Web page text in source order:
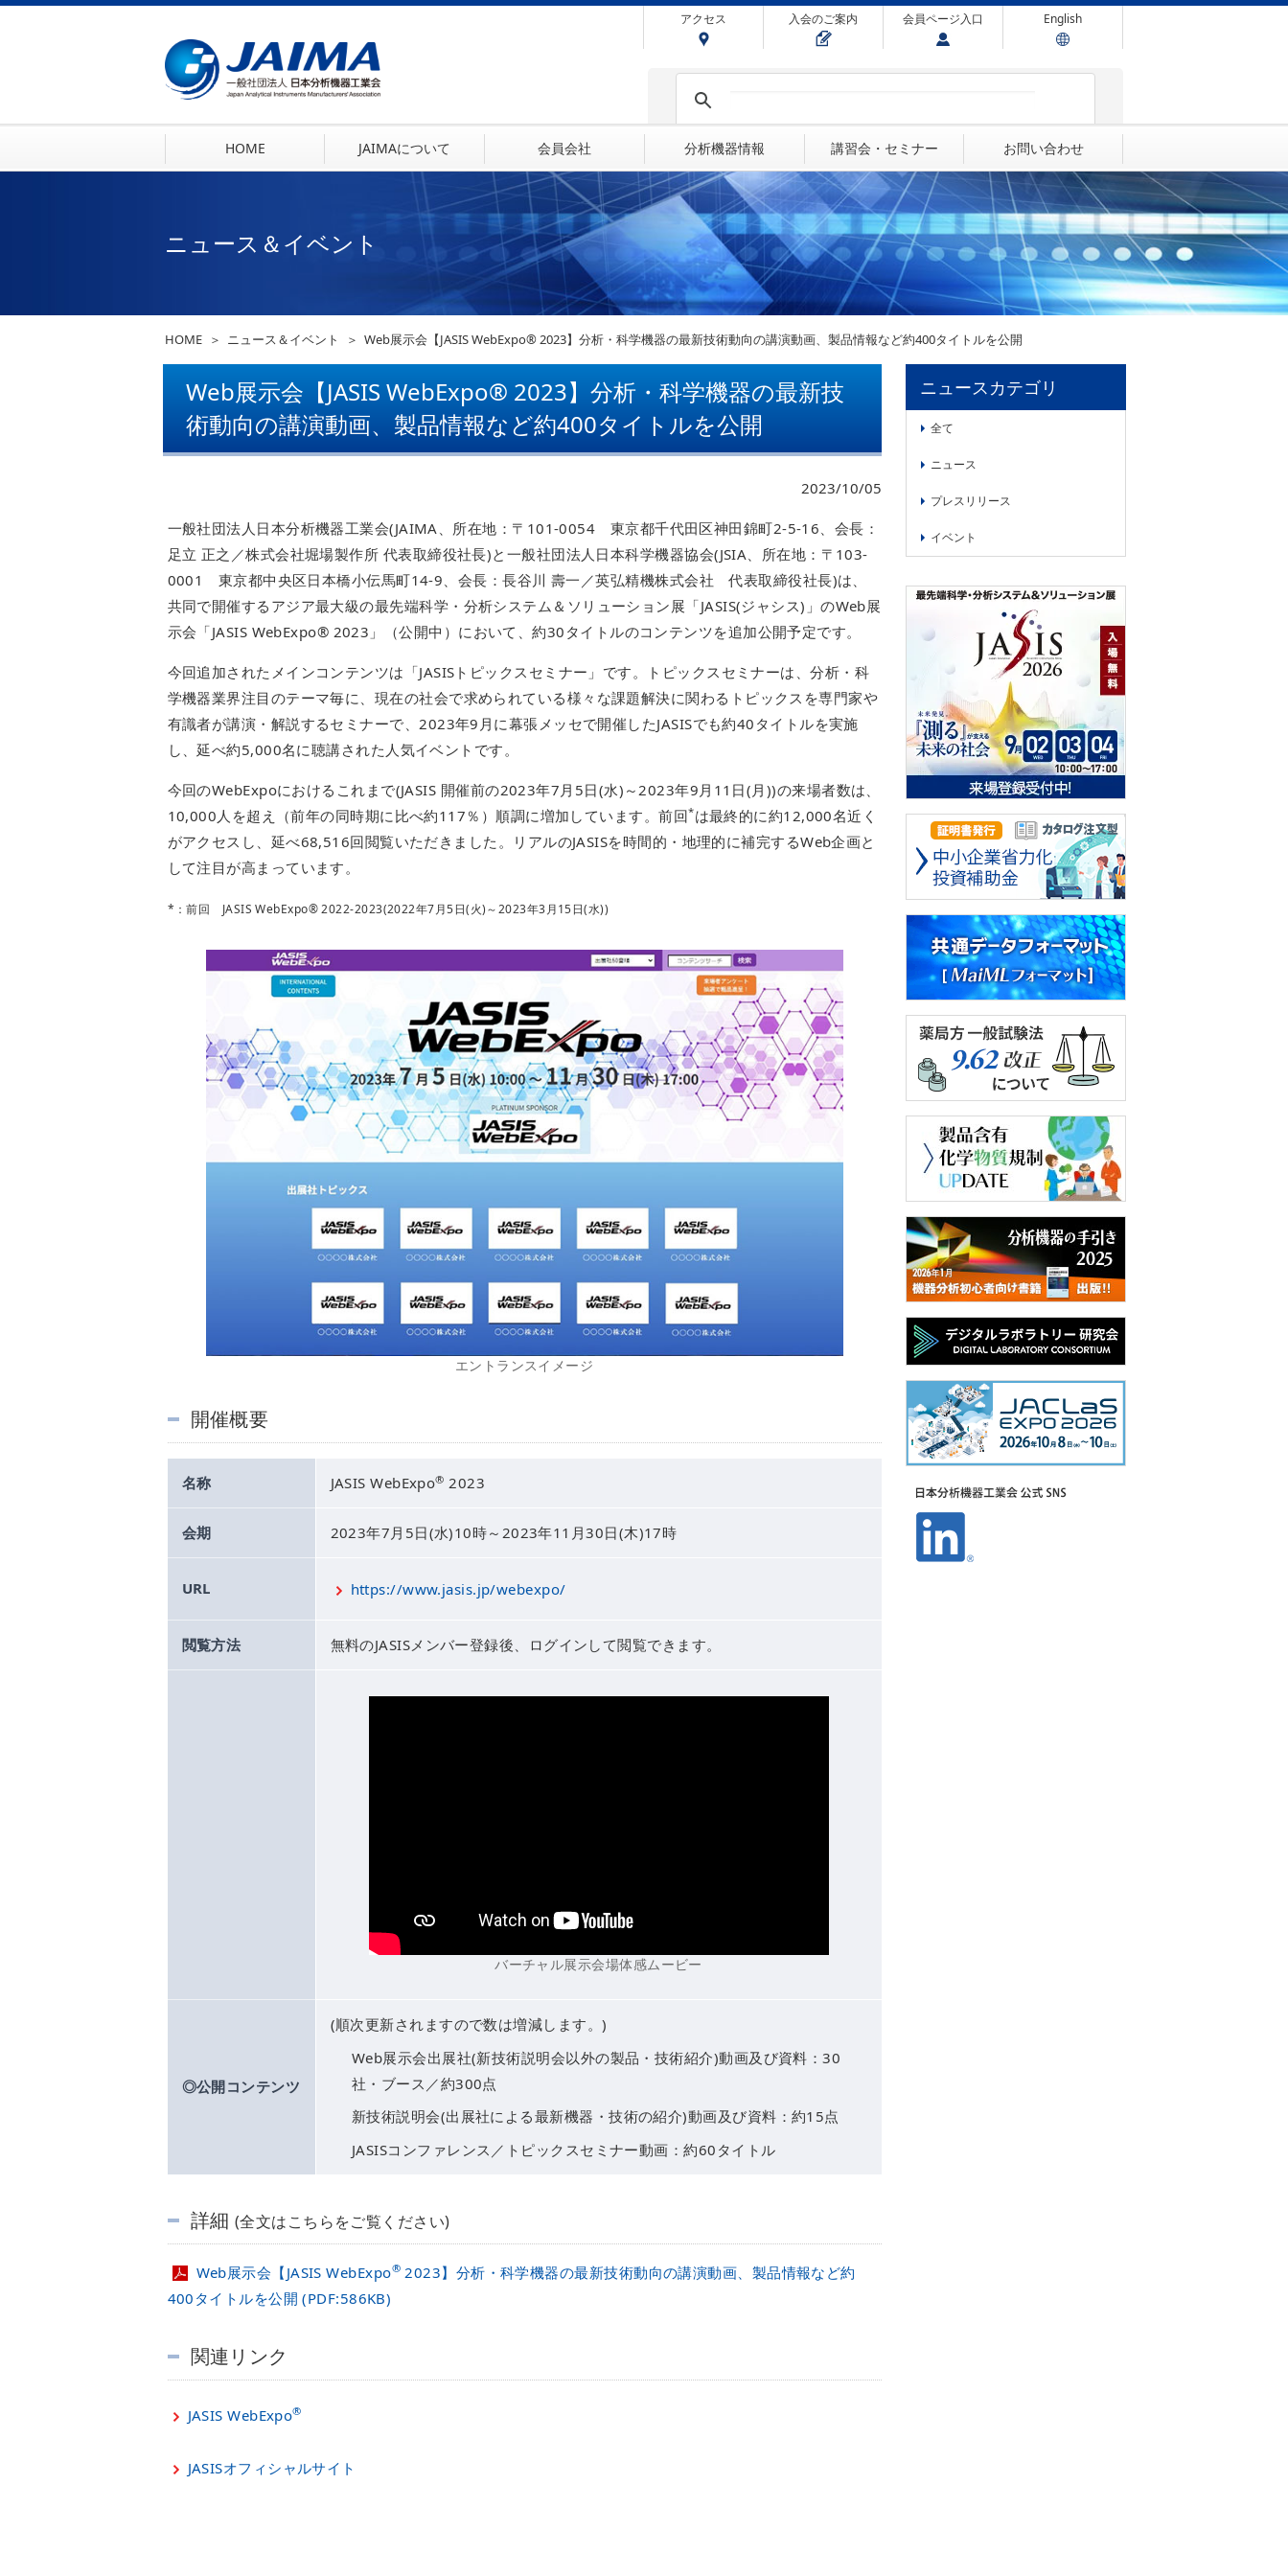
アクセス 入会のご案内 会員ページ入口 English
HOME JAIMAについて 会員会社 分析機器情報 講習会・セミナー お問い合わせ
ニュース＆イベント
HOME ニュース＆イベント Web展示会【JASIS WebExpo® 2023】分析・科学機器の最新技術動向の講演動画、製品情報など約400タイトルを公開
Web展示会【JASIS WebExpo® 2023】分析・科学機器の最新技
術動向の講演動画、製品情報など約400タイトルを公開
2023/10/05
一般社団法人日本分析機器工業会(JAIMA、所在地：〒101-0054 東京都千代田区神田錦町2-5-16、会長：
足立 正之／株式会社堀場製作所 代表取締役社長)と一般社団法人日本科学機器協会(JSIA、所在地：〒103-
0001 東京都中央区日本橋小伝馬町14-9、会長：長谷川 壽一／英弘精機株式会社 代表取締役社長)は、
共同で開催するアジア最大級の最先端科学・分析システム＆ソリューション展「JASIS(ジャシス)」のWeb展
示会「JASIS WebExpo® 2023」（公開中）において、約30タイトルのコンテンツを追加公開予定です。
今回追加されたメインコンテンツは「JASISトピックスセミナー」です。トピックスセミナーは、分析・科
学機器業界注目のテーマ毎に、現在の社会で求められている様々な課題解決に関わるトピックスを専門家や
有識者が講演・解説するセミナーで、2023年9月に幕張メッセで開催したJASISでも約40タイトルを実施
し、延べ約5,000名に聴講された人気イベントです。
今回のWebExpoにおけるこれまで(JASIS 開催前の2023年7月5日(水)～2023年9月11日(月))の来場者数は、
10,000人を超え（前年の同時期に比べ約117％）順調に増加しています。前回*は最終的に約12,000名近く
がアクセスし、延べ68,516回閲覧いただきました。リアルのJASISを時間的・地理的に補完するWeb企画と
して注目が高まっています。
*：前回 JASIS WebExpo® 2022-2023(2022年7月5日(火)～2023年3月15日(水))
エントランスイメージ
開催概要
名称 JASIS WebExpo® 2023
会期 2023年7月5日(水)10時～2023年11月30日(木)17時
URL https://www.jasis.jp/webexpo/
閲覧方法 無料のJASISメンバー登録後、ログインして閲覧できます。
バーチャル展示会場体感ムービー
◎公開コンテンツ
(順次更新されますので数は増減します。)
Web展示会出展社(新技術説明会以外の製品・技術紹介)動画及び資料：30
社・ブース／約300点
新技術説明会(出展社による最新機器・技術の紹介)動画及び資料：約15点
JASISコンファレンス／トピックスセミナー動画：約60タイトル
詳細 (全文はこちらをご覧ください)
Web展示会【JASIS WebExpo®2023】分析・科学機器の最新技術動向の講演動画、製品情報など約
400タイトルを公開 (PDF:586KB)
関連リンク
JASIS WebExpo®
JASISオフィシャルサイト
ニュースカテゴリ
全て
ニュース
プレスリリース
イベント